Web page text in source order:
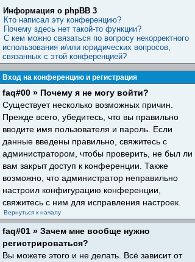
Информация о phpBB 3
Кто написал эту конференцию?
Почему здесь нет такой-то функции?
С кем можно связаться по вопросу некорректного
использования и/или юридических вопросов,
связанных с этой конференцией?
Вход на конференцию и регистрация
faq#00 » Почему я не могу войти?
Существует несколько возможных причин.
Прежде всего, убедитесь, что вы правильно
вводите имя пользователя и пароль. Если
данные введены правильно, свяжитесь с
администратором, чтобы проверить, не был ли
вам закрыт доступ к конференции. Также
возможно, что администратор неправильно
настроил конфигурацию конференции,
свяжитесь с ним для исправления настроек.
Вернуться к началу
faq#01 » Зачем мне вообще нужно
регистрироваться?
Вы можете этого и не делать. Всё зависит от